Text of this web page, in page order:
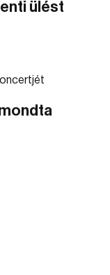
ülést